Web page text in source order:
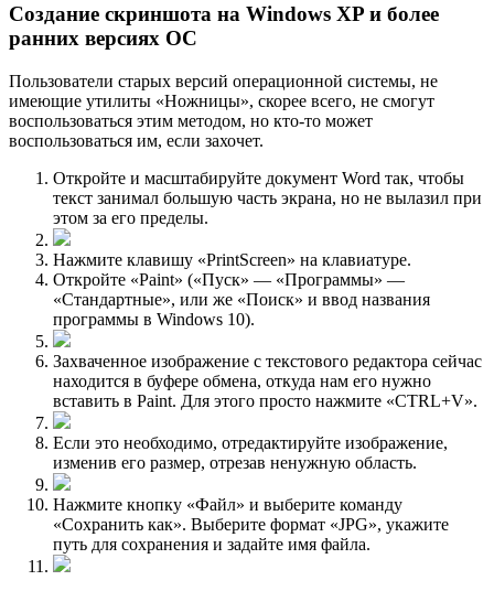
Создание скриншота на Windows XP и более
ранних версиях ОС
Пользователи старых версий операционной системы, не
имеющие утилиты «Ножницы», скорее всего, не смогут
воспользоваться этим методом, но кто-то может
воспользоваться им, если захочет.
Откройте и масштабируйте документ Word так, чтобы
текст занимал большую часть экрана, но не вылазил при
этом за его пределы.
Нажмите клавишу «PrintScreen» на клавиатуре.
Откройте «Paint» («Пуск» — «Программы» —
«Стандартные», или же «Поиск» и ввод названия
программы в Windows 10).
Захваченное изображение с текстового редактора сейчас
находится в буфере обмена, откуда нам его нужно
вставить в Paint. Для этого просто нажмите «CTRL+V».
Если это необходимо, отредактируйте изображение,
изменив его размер, отрезав ненужную область.
Нажмите кнопку «Файл» и выберите команду
«Сохранить как». Выберите формат «JPG», укажите
путь для сохранения и задайте имя файла.